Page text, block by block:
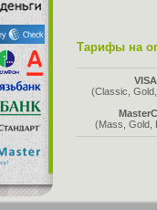
Тарифы на
VISA
(Classic,
(Mass, Gold,